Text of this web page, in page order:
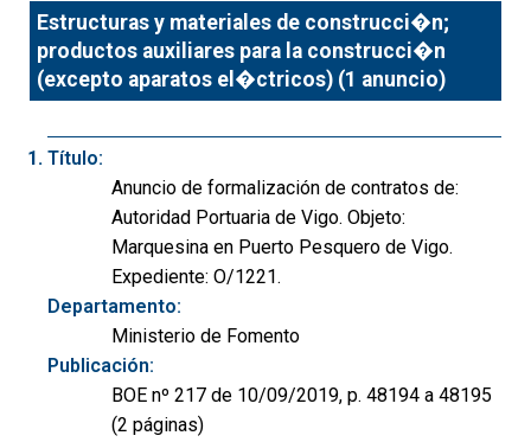
Estructuras y materiales de construcci�n;
productos auxiliares para la construcci�n
(excepto aparatos el�ctricos) (1 anuncio)
Título:
Anuncio de formalización de contratos de:
Autoridad Portuaria de Vigo. Objeto:
Marquesina en Puerto Pesquero de Vigo.
Expediente: O/1221.
Departamento:
Ministerio de Fomento
Publicación:
BOE nº 217 de 10/09/2019, p. 48194 a 48195
(2 páginas)